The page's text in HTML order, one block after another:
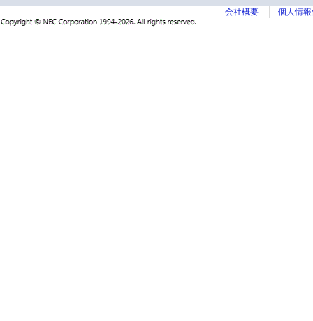
会社概要 個人情